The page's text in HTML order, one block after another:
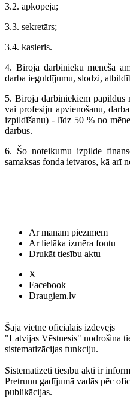
3.2. apkopēja;
3.3. sekretārs;
3.4. kasieris.
4. Biroja darbinieku mēneša
darba ieguldījumu, slodzi,
5. Biroja darbiniekiem papildus
vai profesiju apvienošanu,
izpildīšanu) - līdz 50 % no
darbus.
6. Šo noteikumu izpilde
samaksas fonda ietvaros, kā arī
Ar manām piezīmēm
Ar lielāka izmēra fontu
Drukāt tiesību aktu
X
Facebook
Draugiem.lv
Šajā vietnē oficiālais izdevējs
"Latvijas Vēstnesis" nodrošina
sistematizācijas funkciju.
Sistematizēti tiesību akti ir
Pretrunu gadījumā vadās pēc
publikācijas.